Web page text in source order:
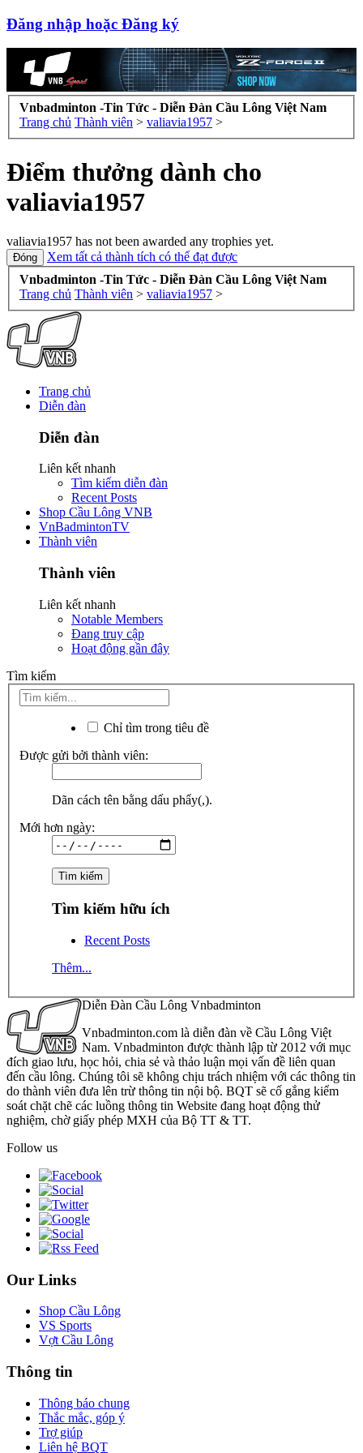
Đăng nhập hoặc Đăng ký
Vnbadminton -Tin Tức - Diễn Đàn Cầu Lông Việt Nam
Trang chủ Thành viên > valiavia1957 >
Điểm thưởng dành cho
valiavia1957
valiavia1957 has not been awarded any trophies yet.
Xem tất cả thành tích có thể đạt được
Vnbadminton -Tin Tức - Diễn Đàn Cầu Lông Việt Nam
Trang chủ Thành viên > valiavia1957 >
Trang chủ
Diễn đàn
Diễn đàn
Liên kết nhanh
Tìm kiếm diễn đàn
Recent Posts
Shop Cầu Lông VNB
VnBadmintonTV
Thành viên
Thành viên
Liên kết nhanh
Notable Members
Đang truy cập
Hoạt động gần đây
Tìm kiếm
Chỉ tìm trong tiêu đề
Được gửi bởi thành viên:
Dãn cách tên bằng dấu phẩy(,).
Mới hơn ngày:
Tìm kiếm hữu ích
Recent Posts
Thêm...
Diễn Đàn Cầu Lông Vnbadminton
Vnbadminton.com là diễn đàn về Cầu Lông Việt
Nam. Vnbadminton được thành lập từ 2012 với mục
đích giao lưu, học hỏi, chia sẻ và thảo luận mọi vấn đề liên quan
đến cầu lông. Chúng tôi sẽ không chịu trách nhiệm với các thông tin
do thành viên đưa lên trừ thông tin nội bộ. BQT sẽ cố gắng kiểm
soát chặt chẽ các luồng thông tin Website đang hoạt động thử
nghiệm, chờ giấy phép MXH của Bộ TT & TT.
Follow us
Our Links
Shop Cầu Lông
VS Sports
Vợt Cầu Lông
Thông tin
Thông báo chung
Thắc mắc, góp ý
Trợ giúp
Liên hệ BQT